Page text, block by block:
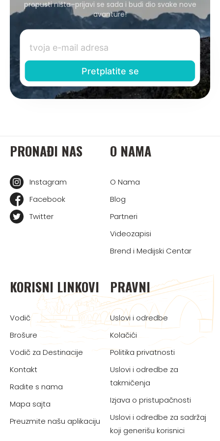
propusti ništa–prijavi se sada i budi dio svake nove
avanture!
PRONAĐI NAS
Instagram
Facebook
Twitter
O NAMA
O Nama
Blog
Partneri
Videozapisi
Brend i Medijski Centar
KORISNI LINKOVI
Vodič
Brošure
Vodič za Destinacije
Kontakt
Radite s nama
Mapa sajta
Preuzmite našu aplikaciju
PRAVNI
Uslovi i odredbe
Kolačići
Politika privatnosti
Uslovi i odredbe za
takmičenja
Izjava o pristupačnosti
Uslovi i odredbe za sadržaj
koji generišu korisnici